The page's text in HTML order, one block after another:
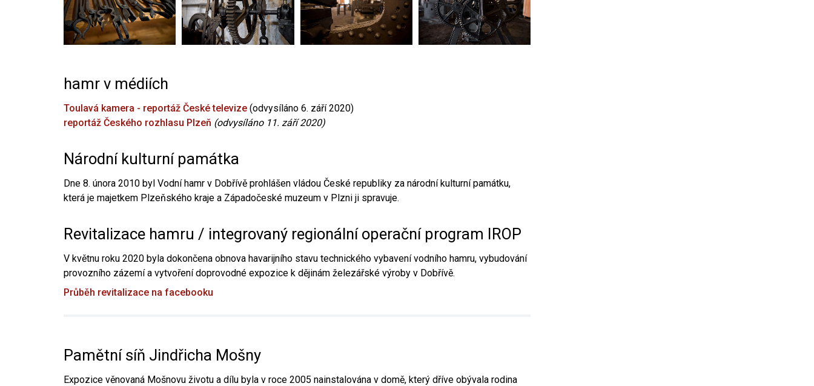
hamr v médiích
Toulavá kamera - reportáž České televize (odvysíláno 6. září 2020)
reportáž Českého rozhlasu Plzeň (odvysíláno 11. září 2020)
Národní kulturní památka
Dne 8. února 2010 byl Vodní hamr v Dobřívě prohlášen vládou České republiky za národní kulturní památku,
která je majetkem Plzeňského kraje a Západočeské muzeum v Plzni ji spravuje.
Revitalizace hamru / integrovaný regionální operační program IROP
V květnu roku 2020 byla dokončena obnova havarijního stavu technického vybavení vodního hamru, vybudování
provozního zázemí a vytvoření doprovodné expozice k dějinám železářské výroby v Dobřívě.
Průběh revitalizace na facebooku
Pamětní síň Jindřicha Mošny
Expozice věnovaná Mošnovu životu a dílu byla v roce 2005 nainstalována v domě, který dříve obývala rodina